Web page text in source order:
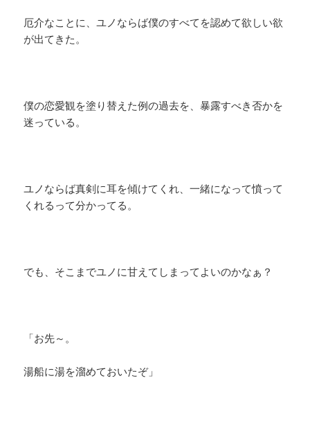
厄介なことに、ユノならば僕のすべてを認めて欲しい欲
が出てきた。
僕の恋愛観を塗り替えた例の過去を、暴露すべき否かを
迷っている。
ユノならば真剣に耳を傾けてくれ、一緒になって憤って
くれるって分かってる。
でも、そこまでユノに甘えてしまってよいのかなぁ？
「お先～。
湯船に湯を溜めておいたぞ」